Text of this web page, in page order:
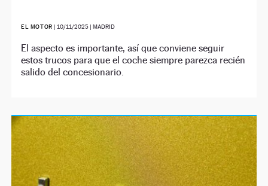
EL MOTOR | 10/11/2025| MADRID
El aspecto es importante, así que conviene seguir
estos trucos para que el coche siempre parezca recién
salido del concesionario.